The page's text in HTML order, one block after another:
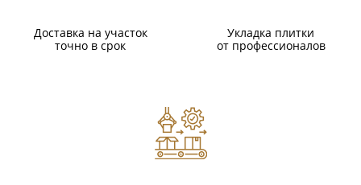
Доставка на участок
точно в срок
Укладка плитки
от профессионалов